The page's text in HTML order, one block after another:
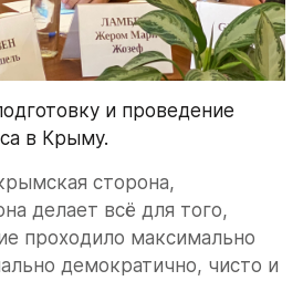
и проведение
в Крыму.
сторона,
делает всё для того,
проходило максимально
демократично, чисто и